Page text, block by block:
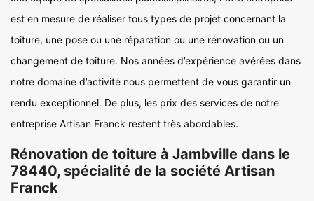
est en mesure de réaliser tous types de projet concernant la
toiture, une pose ou une réparation ou une rénovation ou un
changement de toiture. Nos années d’expérience avérées dans
notre domaine d’activité nous permettent de vous garantir un
rendu exceptionnel. De plus, les prix des services de notre
entreprise Artisan Franck restent très abordables.
Rénovation de toiture à Jambville dans le
78440, spécialité de la société Artisan
Franck